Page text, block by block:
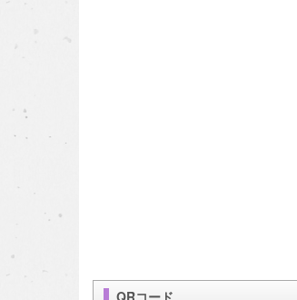
QRコード